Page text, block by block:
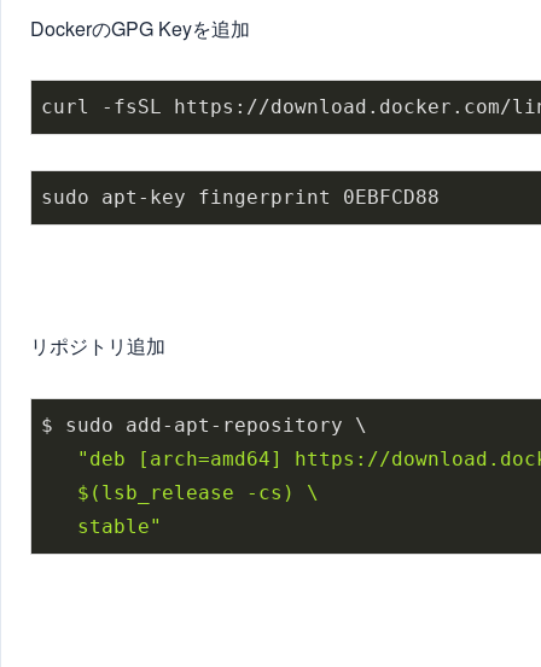
DockerのGPG Keyを追加
curl -fsSL https://download.docker.com/
sudo apt-key fingerprint 0EBFCD88
リポジトリ追加
$ sudo add-apt-repository \
"deb [arch=amd64] https://
$(lsb_release -cs)
\
   stable"